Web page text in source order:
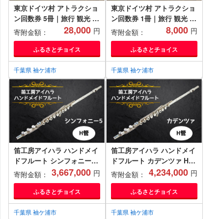
東京ドイツ村 アトラクショ
ン回数券 5冊｜旅行 観光 あ
そぶ 立ち寄り スポット デ
ーマパーク レジャー チケッ
ト 見どころ アクアライン
房総 千葉 [0551]
寄附金額： 28,000 円
ふるさとチョイス
千葉県 袖ケ浦市
東京ドイツ村 アトラクショ
ン回数券 1冊｜旅行 観光 あ
そぶ 立ち寄り スポット デ
ーマパーク レジャー チケッ
ト 見どころ アクアライン
房総 千葉 [0547]
寄附金額： 8,000 円
ふるさとチョイス
千葉県 袖ケ浦市
笛工房アイハラ ハンドメイ
ドフルート シンフォニー5
H管｜フルート シンフォニ
ー5 H管 ハンドメイド 総銀
ドローン 引き上げ おすすめ
楽器 職人 ケース 笛工房ア
イハラ アイハラフルート
寄附金額： 3,667,000 円
ふるさとチョイス
千葉県 袖ケ浦市
笛工房アイハラ ハンドメイ
ドフルート カデンツァ H管
｜フルート カデンツァ H管
ハンドメイド 総銀 ソルダー
ド ハンダ付け おすすめ 楽
器 職人 ケース 笛工房アイ
ハラ アイハラフルート
寄附金額： 4,234,000 円
ふるさとチョイス
千葉県 袖ケ浦市